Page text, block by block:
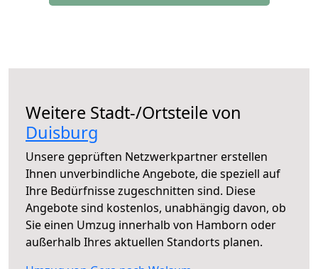
Weitere Stadt-/Ortsteile von
Duisburg
Unsere geprüften Netzwerkpartner erstellen
Ihnen unverbindliche Angebote, die speziell auf
Ihre Bedürfnisse zugeschnitten sind. Diese
Angebote sind kostenlos, unabhängig davon, ob
Sie einen Umzug innerhalb von Hamborn oder
außerhalb Ihres aktuellen Standorts planen.